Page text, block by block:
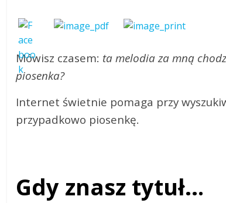
Mówisz czasem: ta melodia za mną
piosenka?
Internet świetnie pomaga przy
przypadkowo piosenkę.
Gdy znasz tytuł…